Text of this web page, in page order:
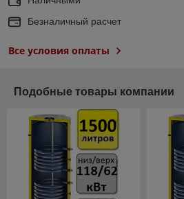
Безналичный расчет
Все условия оплаты
Подобные товары компании